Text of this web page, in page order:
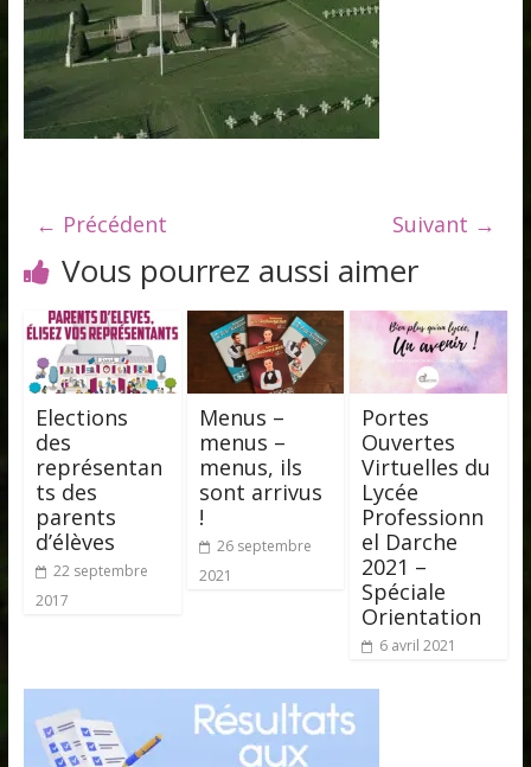
← Précédent Suivant →
Vous pourrez aussi aimer
Elections
des
représentan
ts des
parents
d’élèves
22 septembre
2017
Menus –
menus –
menus, ils
sont arrivus
!
26 septembre
2021
Portes
Ouvertes
Virtuelles du
Lycée
Professionn
el Darche
2021 –
Spéciale
Orientation
6 avril 2021